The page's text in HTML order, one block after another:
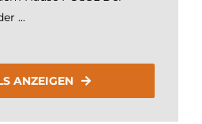
...
ANZEIGEN